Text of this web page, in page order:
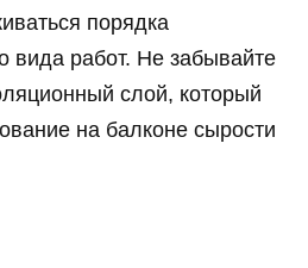
порядка
вида работ. Не забывайте
слой, который
на балконе сырости